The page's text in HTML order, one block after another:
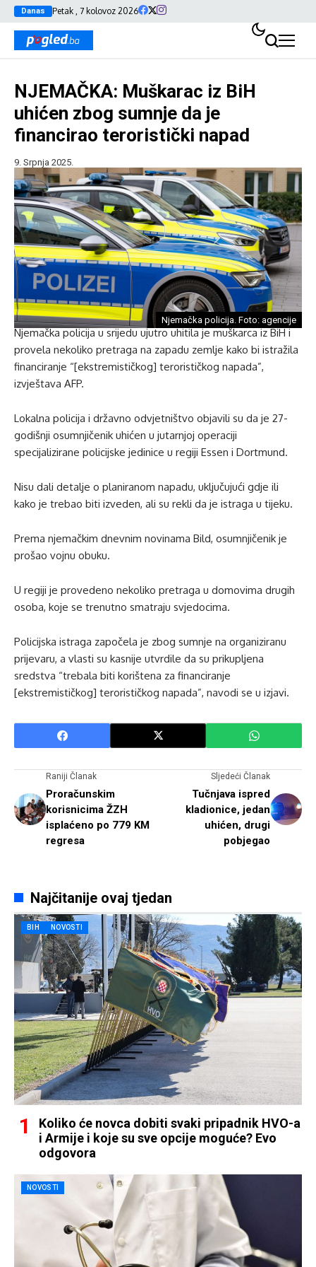
Danas Petak , 7 kolovoz 2026
NJEMAČKA: Muškarac iz BiH
uhićen zbog sumnje da je
financirao teroristički napad
9. Srpnja 2025.
Njemačka policija. Foto: agencije
Njemačka policija u srijedu ujutro uhitila je muškarca iz BiH i
provela nekoliko pretraga na zapadu zemlje kako bi istražila
financiranje “[ekstremističkog] terorističkog napada”,
izvještava AFP.
Lokalna policija i državno odvjetništvo objavili su da je 27-
godišnji osumnjičenik uhićen u jutarnjoj operaciji
specijalizirane policijske jedinice u regiji Essen i Dortmund.
Nisu dali detalje o planiranom napadu, uključujući gdje ili
kako je trebao biti izveden, ali su rekli da je istraga u tijeku.
Prema njemačkim dnevnim novinama Bild, osumnjičenik je
prošao vojnu obuku.
U regiji je provedeno nekoliko pretraga u domovima drugih
osoba, koje se trenutno smatraju svjedocima.
Policijska istraga započela je zbog sumnje na organiziranu
prijevaru, a vlasti su kasnije utvrdile da su prikupljena
sredstva “trebala biti korištena za financiranje
[ekstremističkog] terorističkog napada”, navodi se u izjavi.
Raniji Članak
Proračunskim
korisnicima ŽZH
isplaćeno po 779 KM
regresa
Sljedeći Članak
Tučnjava ispred
kladionice, jedan
uhićen, drugi
pobjegao
Najčitanije ovaj tjedan
BIH NOVOSTI
Koliko će novca dobiti svaki pripadnik HVO-a
i Armije i koje su sve opcije moguće? Evo
odgovora
NOVOSTI